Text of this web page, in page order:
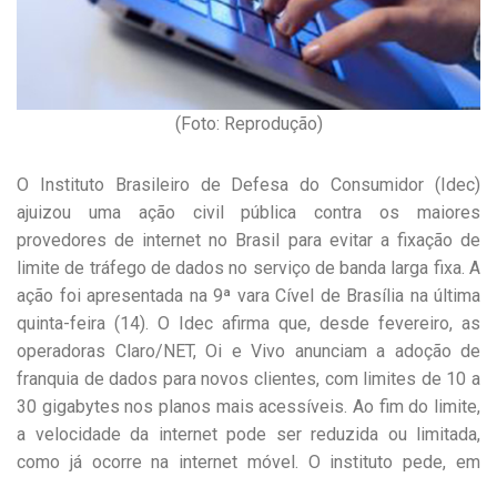
(Foto: Reprodução)
O Instituto Brasileiro de Defesa do Consumidor (Idec)
ajuizou uma ação civil pública contra os maiores
provedores de internet no Brasil para evitar a fixação de
limite de tráfego de dados no serviço de banda larga fixa. A
ação foi apresentada na 9ª vara Cível de Brasília na última
quinta-feira (14). O Idec afirma que, desde fevereiro, as
operadoras Claro/NET, Oi e Vivo anunciam a adoção de
franquia de dados para novos clientes, com limites de 10 a
30 gigabytes nos planos mais acessíveis. Ao fim do limite,
a velocidade da internet pode ser reduzida ou limitada,
como já ocorre na internet móvel. O instituto pede, em